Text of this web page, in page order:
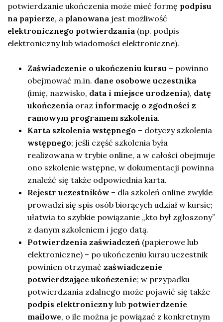
potwierdzanie ukończenia może mieć formę podpisu
na papierze, a planowana jest możliwość
elektronicznego potwierdzania (np. podpis
elektroniczny lub wiadomości elektroniczne).
Zaświadczenie o ukończeniu kursu – powinno
obejmować m.in. dane osobowe uczestnika
(imię, nazwisko, data i miejsce urodzenia), datę
ukończenia oraz informację o zgodności z
ramowym programem szkolenia.
Karta szkolenia wstępnego – dotyczy szkolenia
wstępnego; jeśli część szkolenia była
realizowana w trybie online, a w całości obejmuje
ono szkolenie wstępne, w dokumentacji powinna
znaleźć się także odpowiednia karta.
Rejestr uczestników – dla szkoleń online zwykle
prowadzi się spis osób biorących udział w kursie;
ułatwia to szybkie powiązanie „kto był zgłoszony”
z danym szkoleniem i jego datą.
Potwierdzenia zaświadczeń (papierowe lub
elektroniczne) – po ukończeniu kursu uczestnik
powinien otrzymać zaświadczenie
potwierdzające ukończenie; w przypadku
potwierdzania zdalnego może pojawić się także
podpis elektroniczny lub potwierdzenie
mailowe, o ile można je powiązać z konkretnym